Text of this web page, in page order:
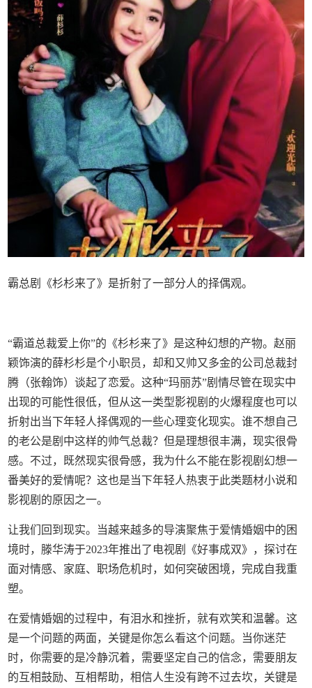
霸总剧《杉杉来了》是折射了一部分人的择偶观。
“霸道总裁爱上你”的《杉杉来了》是这种幻想的产物。赵丽
颖饰演的薛杉杉是个小职员，却和又帅又多金的公司总裁封
腾（张翰饰）谈起了恋爱。这种“玛丽苏”剧情尽管在现实中
出现的可能性很低，但从这一类型影视剧的火爆程度也可以
折射出当下年轻人择偶观的一些心理变化现实。谁不想自己
的老公是剧中这样的帅气总裁？但是理想很丰满，现实很骨
感。不过，既然现实很骨感，我为什么不能在影视剧幻想一
番美好的爱情呢？这也是当下年轻人热衷于此类题材小说和
影视剧的原因之一。
让我们回到现实。当越来越多的导演聚焦于爱情婚姻中的困
境时，滕华涛于2023年推出了电视剧《好事成双》，探讨在
面对情感、家庭、职场危机时，如何突破困境，完成自我重
塑。
在爱情婚姻的过程中，有泪水和挫折，就有欢笑和温馨。这
是一个问题的两面，关键是你怎么看这个问题。当你迷茫
时，你需要的是冷静沉着，需要坚定自己的信念，需要朋友
的互相鼓励、互相帮助，相信人生没有跨不过去坎，关键是